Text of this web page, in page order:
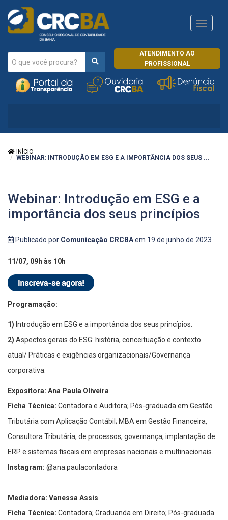
ATENDIMENTO AO
PROFISSIONAL
CRCRJ
INÍCIO
WEBINAR: INTRODUÇÃO EM ESG E A IMPORTÂNCIA DOS SEUS ...
Webinar: Introdução em ESG e a
importância dos seus princípios
Publicado por Comunicação CRCBAem 19 de junho de 2023
11/07, 09h às 10h
Programação:
1) Introdução em ESG e a importância dos seus princípios.
2) Aspectos gerais do ESG: história, conceituação e contexto
atual/ Práticas e exigências organizacionais/Governança
corporativa.
Expositora: Ana Paula Oliveira
Ficha Técnica: Contadora e Auditora; Pós-graduada em Gestão
Tributária com Aplicação Contábil; MBA em Gestão Financeira,
Consultora Tributária, de processos, governança, implantação de
ERP e sistemas fiscais em empresas nacionais e multinacionais.
Instagram: @ana.paulacontadora
Mediadora: Vanessa Assis
Ficha Técnica: Contadora; Graduanda em Direito; Pós-graduada